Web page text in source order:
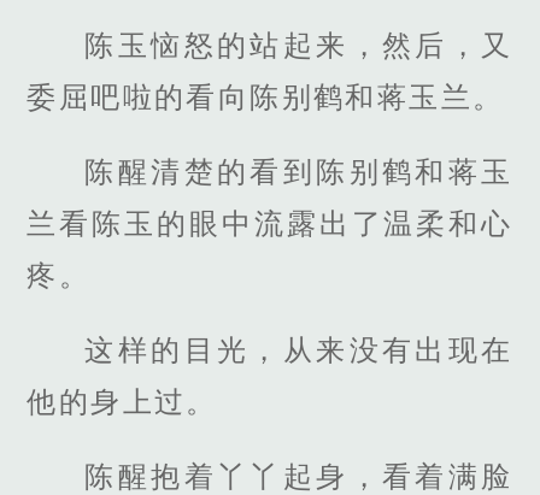
陈玉恼怒的站起来，然后，又
委屈吧啦的看向陈别鹤和蒋玉兰。
陈醒清楚的看到陈别鹤和蒋玉
兰看陈玉的眼中流露出了温柔和心
疼。
这样的目光，从来没有出现在
他的身上过。
陈醒抱着丫丫起身，看着满脸